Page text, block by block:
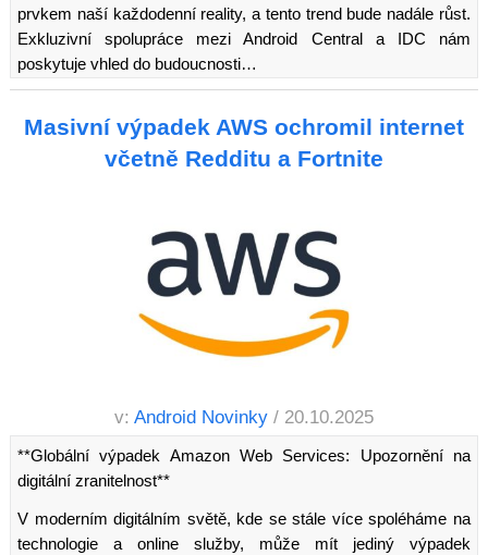
prvkem naší každodenní reality, a tento trend bude nadále růst.
Exkluzivní spolupráce mezi Android Central a IDC nám
poskytuje vhled do budoucnosti…
Masivní výpadek AWS ochromil internet
včetně Redditu a Fortnite
v: Android Novinky / 20.10.2025
**Globální výpadek Amazon Web Services: Upozornění na
digitální zranitelnost**
V moderním digitálním světě, kde se stále více spoléháme na
technologie a online služby, může mít jediný výpadek